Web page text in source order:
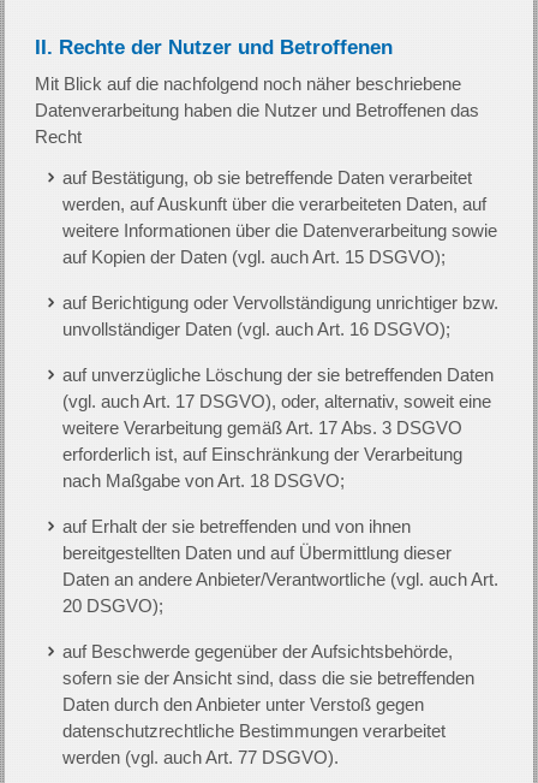
II. Rechte der Nutzer und Betroffenen
Mit Blick auf die nachfolgend noch näher beschriebene
Datenverarbeitung haben die Nutzer und Betroffenen das
Recht
auf Bestätigung, ob sie betreffende Daten verarbeitet
werden, auf Auskunft über die verarbeiteten Daten, auf
weitere Informationen über die Datenverarbeitung sowie
auf Kopien der Daten (vgl. auch Art. 15 DSGVO);
auf Berichtigung oder Vervollständigung unrichtiger bzw.
unvollständiger Daten (vgl. auch Art. 16 DSGVO);
auf unverzügliche Löschung der sie betreffenden Daten
(vgl. auch Art. 17 DSGVO), oder, alternativ, soweit eine
weitere Verarbeitung gemäß Art. 17 Abs. 3 DSGVO
erforderlich ist, auf Einschränkung der Verarbeitung
nach Maßgabe von Art. 18 DSGVO;
auf Erhalt der sie betreffenden und von ihnen
bereitgestellten Daten und auf Übermittlung dieser
Daten an andere Anbieter/Verantwortliche (vgl. auch Art.
20 DSGVO);
auf Beschwerde gegenüber der Aufsichtsbehörde,
sofern sie der Ansicht sind, dass die sie betreffenden
Daten durch den Anbieter unter Verstoß gegen
datenschutzrechtliche Bestimmungen verarbeitet
werden (vgl. auch Art. 77 DSGVO).